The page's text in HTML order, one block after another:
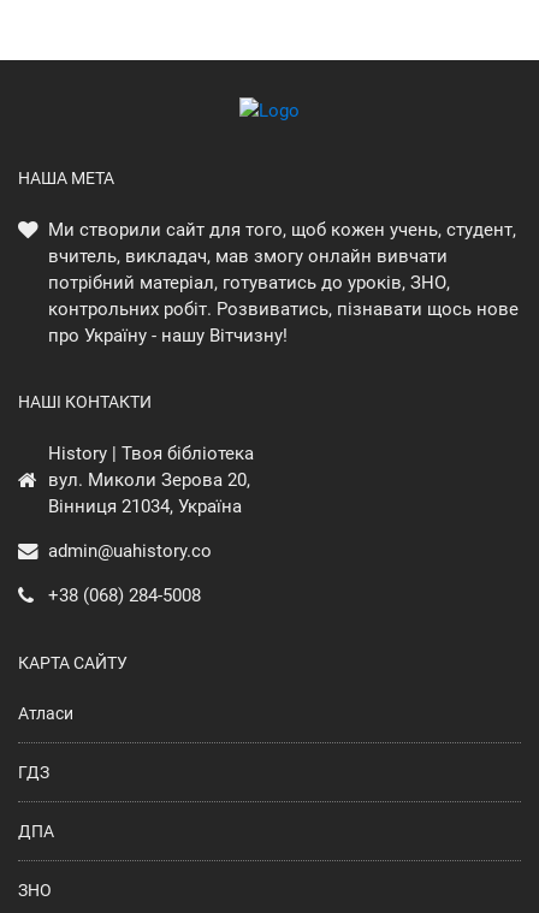
НАША МЕТА
Ми створили сайт для того, щоб кожен учень, студент,
вчитель, викладач, мав змогу онлайн вивчати
потрібний матеріал, готуватись до уроків, ЗНО,
контрольних робіт. Розвиватись, пізнавати щось нове
про Україну - нашу Вітчизну!
НАШІ КОНТАКТИ
History | Твоя бібліотека
вул. Миколи Зерова 20,
Вінниця 21034, Україна
admin@uahistory.co
+38 (068) 284-5008
КАРТА САЙТУ
Атласи
ГДЗ
ДПА
ЗНО